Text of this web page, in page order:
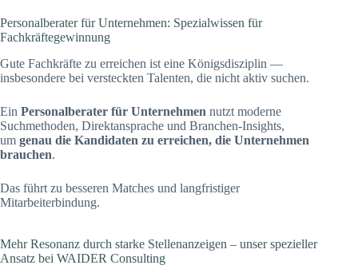
Personalberater für Unternehmen: Spezialwissen für
Fachkräftegewinnung
Gute Fachkräfte zu erreichen ist eine Königsdisziplin —
insbesondere bei versteckten Talenten, die nicht aktiv suchen.
Ein Personalberater für Unternehmen nutzt moderne
Suchmethoden, Direktansprache und Branchen-Insights,
um genau die Kandidaten zu erreichen, die Unternehmen
brauchen.
Das führt zu besseren Matches und langfristiger
Mitarbeiterbindung.
Mehr Resonanz durch starke Stellenanzeigen – unser spezieller
Ansatz bei WAIDER Consulting